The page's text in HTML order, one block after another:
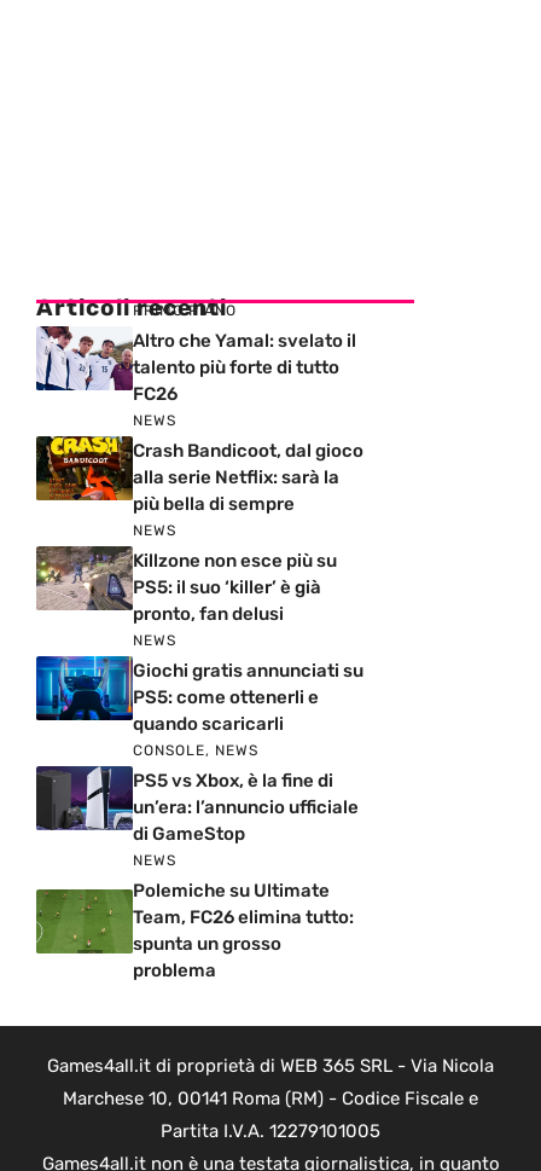
Articoli recenti
PRIMO PIANO
Altro che Yamal: svelato il
talento più forte di tutto
FC26
NEWS
Crash Bandicoot, dal gioco
alla serie Netflix: sarà la
più bella di sempre
NEWS
Killzone non esce più su
PS5: il suo ‘killer’ è già
pronto, fan delusi
NEWS
Giochi gratis annunciati su
PS5: come ottenerli e
quando scaricarli
CONSOLE, NEWS
PS5 vs Xbox, è la fine di
un’era: l’annuncio ufficiale
di GameStop
NEWS
Polemiche su Ultimate
Team, FC26 elimina tutto:
spunta un grosso
problema
Games4all.it di proprietà di WEB 365 SRL - Via Nicola
Marchese 10, 00141 Roma (RM) - Codice Fiscale e
Partita I.V.A. 12279101005
Games4all.it non è una testata giornalistica, in quanto